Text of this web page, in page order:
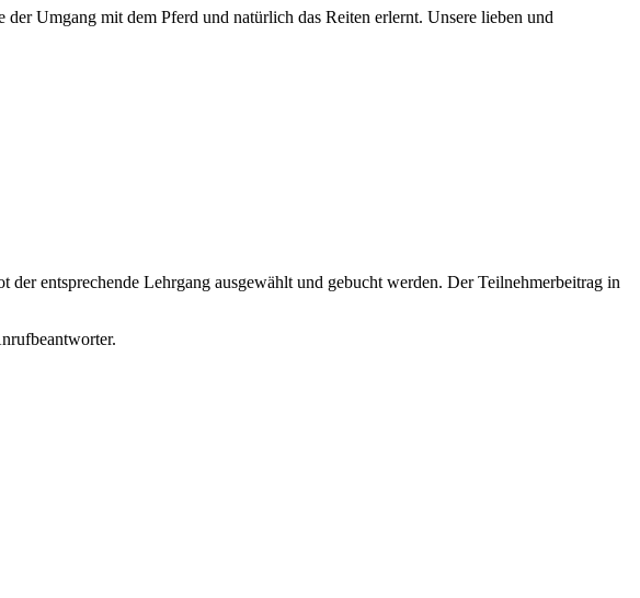
Umgang mit dem Pferd und natürlich das Reiten erlernt. Unsere lieben und
entsprechende Lehrgang ausgewählt und gebucht werden. Der Teilnehmerbeitrag in